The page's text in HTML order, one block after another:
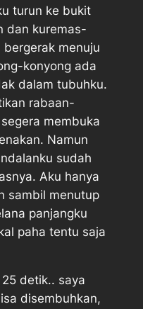
turun ke bukit
dan kuremas-
menuju
konyong ada
dalam tubuhku.
rabaan-
membuka
Namun
sudah
Aku hanya
sambil menutup
panjangku
paha tentu saja
detik.. saya
disembuhkan,